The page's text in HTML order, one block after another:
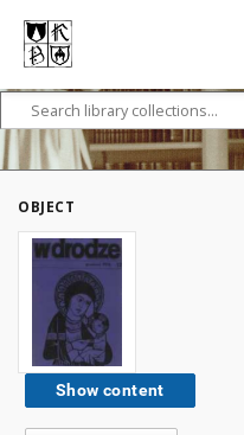
OBJECT
Show content